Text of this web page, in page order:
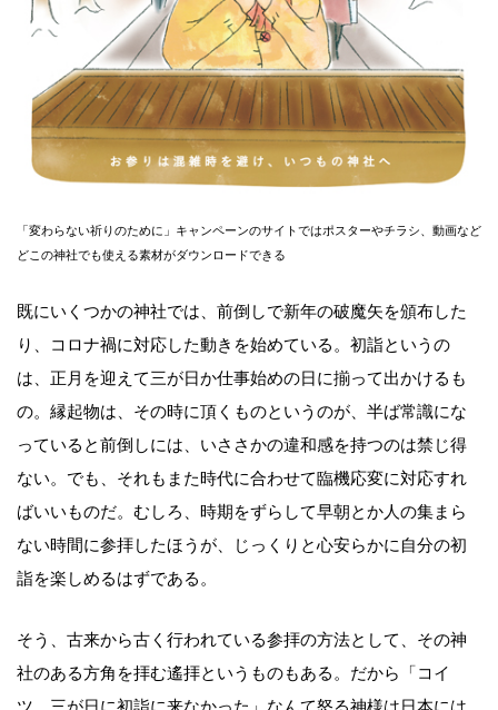
「変わらない祈りのために」キャンペーンのサイトではポスターやチラシ、動画など
どこの神社でも使える素材がダウンロードできる
既にいくつかの神社では、前倒しで新年の破魔矢を頒布した
り、コロナ禍に対応した動きを始めている。初詣というの
は、正月を迎えて三が日か仕事始めの日に揃って出かけるも
の。縁起物は、その時に頂くものというのが、半ば常識にな
っていると前倒しには、いささかの違和感を持つのは禁じ得
ない。でも、それもまた時代に合わせて臨機応変に対応すれ
ばいいものだ。むしろ、時期をずらして早朝とか人の集まら
ない時間に参拝したほうが、じっくりと心安らかに自分の初
詣を楽しめるはずである。
そう、古来から古く行われている参拝の方法として、その神
社のある方角を拝む遙拝というものもある。だから「コイ